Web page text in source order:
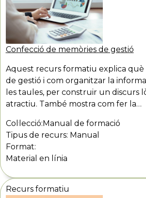
Confecció de memòries de gestió
Aquest recurs formatiu explica què
de gestió i com organitzar la
les taules, per construir un discurs
atractiu. També mostra com fer la…
Col·lecció: Manual de formació
Tipus de recurs: Manual
Format:
Material en línia
Recurs formatiu